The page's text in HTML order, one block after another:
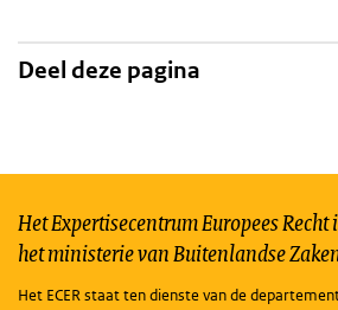
Deel deze pagina
Het Expertisecentrum Europees
het ministerie van Buitenlandse
Het ECER staat ten dienste van de